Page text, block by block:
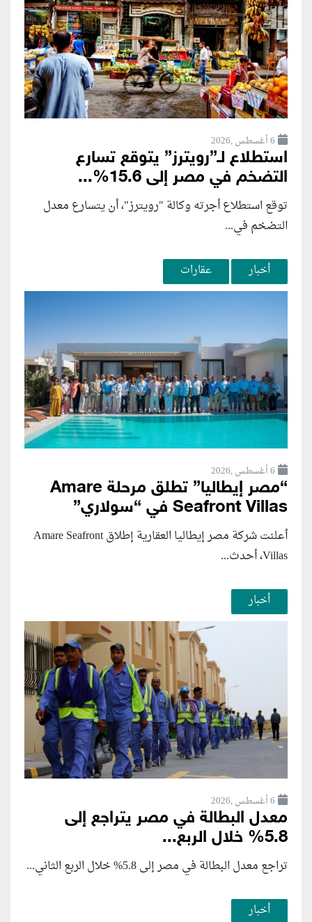
6 أغسطس ,2026
استطلاع لـ”رويترز” يتوقع تسارع
التضخم في مصر إلى 15.6%...
توقع استطلاع أجرته وكالة "رويترز"، أن يتسارع ‌معدل
التضخم في...
أخبار عقارات
6 أغسطس ,2026
“مصر إيطاليا” تطلق مرحلة Amare
Seafront Villas في “سولاري”
أعلنت شركة مصر إيطاليا العقارية إطلاق Amare Seafront
Villas، أحدث...
أخبار
6 أغسطس ,2026
معدل البطالة في مصر يتراجع إلى
5.8% خلال الربع...
تراجع معدل البطالة في مصر إلى 5.8% خلال الربع الثاني...
أخبار